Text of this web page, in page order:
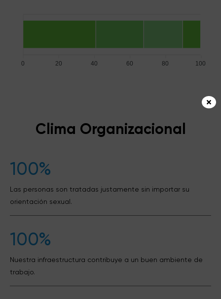
100
80
60
40
20
0
Clima Organizacional
100%
Las personas son tratadas justamente sin importar su
orientación sexual.
100%
Nuestra infraestructura contribuye a un buen ambiente de
trabajo.